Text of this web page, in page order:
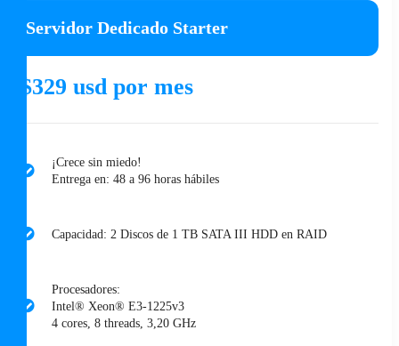
Servidor Dedicado Starter
$329 usd por mes
¡Crece sin miedo!
Entrega en: 48 a 96 horas hábiles
Capacidad: 2 Discos de 1 TB SATA III HDD en RAID
Procesadores:
Intel® Xeon® E3-1225v3
4 cores, 8 threads, 3,20 GHz